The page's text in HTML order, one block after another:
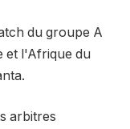
du groupe A
et l'Afrique du
arbitres